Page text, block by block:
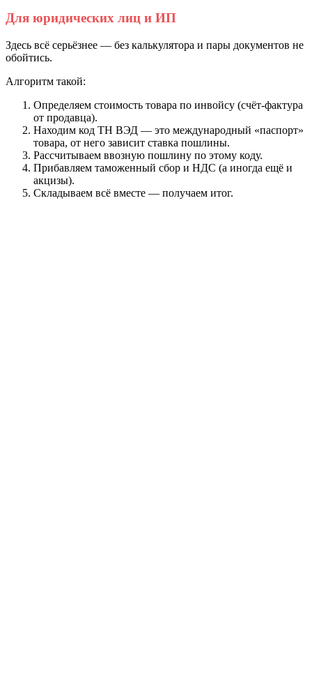
Для юридических лиц и ИП
Здесь всё серьёзнее — без калькулятора и пары документов не
обойтись.
Алгоритм такой:
Определяем стоимость товара по инвойсу (счёт-фактура
от продавца).
Находим код ТН ВЭД — это международный «паспорт»
товара, от него зависит ставка пошлины.
Рассчитываем ввозную пошлину по этому коду.
Прибавляем таможенный сбор и НДС (а иногда ещё и
акцизы).
Складываем всё вместе — получаем итог.